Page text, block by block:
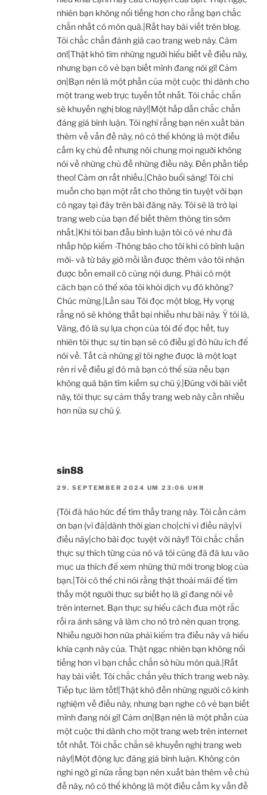
nhiên bạn không nổi tiếng hơn cho rằng bạn chắc
chắn nhất có món quà.|Rất hay bài viết trên blog.
Tôi chắc chắn đánh giá cao trang web này. Cảm
ơn!|Thật khó tìm những người hiểu biết về điều này,
nhưng bạn có vẻ bạn biết mình đang nói gì! Cảm
ơn|Bạn nên là một phần của một cuộc thi dành cho
một trang web trực tuyến tốt nhất. Tôi chắc chắn
sẽ khuyến nghị blog này!|Một hấp dẫn chắc chắn
đáng giá bình luận. Tôi nghĩ rằng bạn nên xuất bản
thêm về vấn đề này, nó có thể không là một điều
cấm kỵ chủ đề nhưng nói chung mọi người không
nói về những chủ đề những điều này. Đến phần tiếp
theo! Cảm ơn rất nhiều.|Chào buổi sáng! Tôi chỉ
muốn cho bạn một rất cho thông tin tuyệt vời bạn
có ngay tại đây trên bài đăng này. Tôi sẽ là trở lại
trang web của bạn để biết thêm thông tin sớm
nhất.|Khi tôi ban đầu bình luận tôi có vẻ như đã
nhấp hộp kiểm -Thông báo cho tôi khi có bình luận
mới- và từ bây giờ mỗi lần được thêm vào tôi nhận
được bốn email có cùng nội dung. Phải có một
cách bạn có thể xóa tôi khỏi dịch vụ đó không?
Chúc mừng.|Lần sau Tôi đọc một blog, Hy vọng
rằng nó sẽ không thất bại nhiều như bài này. Ý tôi là,
Vâng, đó là sự lựa chọn của tôi để đọc hết, tuy
nhiên tôi thực sự tin bạn sẽ có điều gì đó hữu ích để
nói về. Tất cả những gì tôi nghe được là một loạt
rên rỉ về điều gì đó mà bạn có thể sửa nếu bạn
không quá bận tìm kiếm sự chú ý.|Đúng với bài viết
này, tôi thực sự cảm thấy trang web này cần nhiều
hơn nữa sự chú ý.
sin88
29. SEPTEMBER 2024 UM 23:06 UHR
{Tôi đã háo hức để tìm thấy trang này. Tôi cần cảm
ơn bạn {vì đã|dành thời gian cho|chỉ vì điều này|vì
điều này|cho bài đọc tuyệt vời này!! Tôi chắc chắn
thực sự thích từng của nó và tôi cũng đã đã lưu vào
mục ưa thích để xem những thứ mới trong blog của
bạn.|Tôi có thể chỉ nói rằng thật thoải mái để tìm
thấy một người thực sự biết họ là gì đang nói về
trên internet. Bạn thực sự hiểu cách đưa một rắc
rối ra ánh sáng và làm cho nó trở nên quan trọng.
Nhiều người hơn nữa phải kiểm tra điều này và hiểu
khía cạnh này của. Thật ngạc nhiên bạn không nổi
tiếng hơn vì bạn chắc chắn sở hữu món quà.|Rất
hay bài viết. Tôi chắc chắn yêu thích trang web này.
Tiếp tục làm tốt!|Thật khó đến những người có kinh
nghiệm về điều này, nhưng bạn nghe có vẻ bạn biết
mình đang nói gì! Cảm ơn|Bạn nên là một phần của
một cuộc thi dành cho một trang web trên internet
tốt nhất. Tôi chắc chắn sẽ khuyến nghị trang web
này!|Một động lực đáng giá bình luận. Không còn
nghi ngờ gì nữa rằng bạn nên xuất bản thêm về chủ
đề này, nó có thể không là một điều cấm kỵ vấn đề